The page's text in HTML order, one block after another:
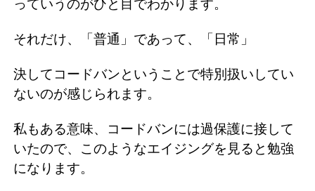
っていうのがひと目でわかります。
それだけ、「普通」であって、「日常」
決してコードバンということで特別扱いしてい
ないのが感じられます。
私もある意味、コードバンには過保護に接して
いたので、このようなエイジングを見ると勉強
になります。